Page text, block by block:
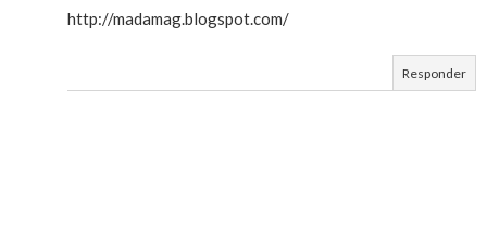
http://madamag.blogspot.com/
Responder